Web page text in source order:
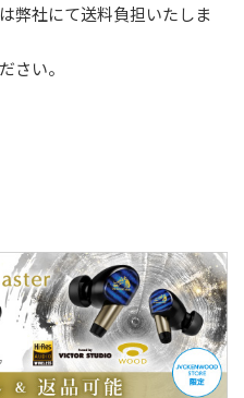
弊社にて送料負担いたしま
さい。